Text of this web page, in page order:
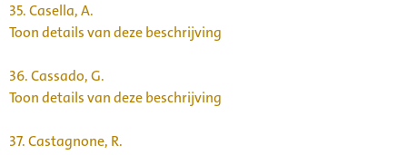
35.Casella, A.
Toon details van deze beschrijving
36.Cassado, G.
Toon details van deze beschrijving
37.Castagnone, R.